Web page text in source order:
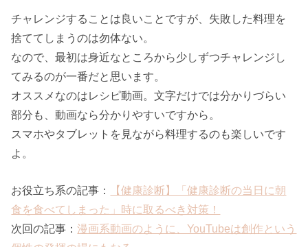
チャレンジすることは良いことですが、失敗した料理を
捨ててしまうのは勿体ない。
なので、最初は身近なところから少しずつチャレンジし
てみるのが一番だと思います。
オススメなのはレシピ動画。文字だけでは分かりづらい
部分も、動画なら分かりやすいですから。
スマホやタブレットを見ながら料理するのも楽しいです
よ。
お役立ち系の記事：
【健康診断】「健康診断の当日に朝
食を食べてしまった」時に取るべき対策！
次回の記事：漫画系動画のように、YouTubeは創作という